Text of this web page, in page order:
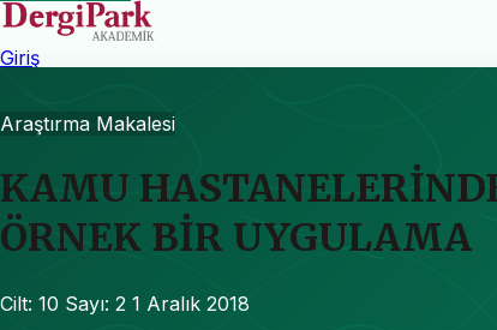
Giriş
Araştırma Makalesi
KAMU
ÖRNEK BİR UYGULAMA
Cilt: 10 Sayı: 2 1 Aralık 2018